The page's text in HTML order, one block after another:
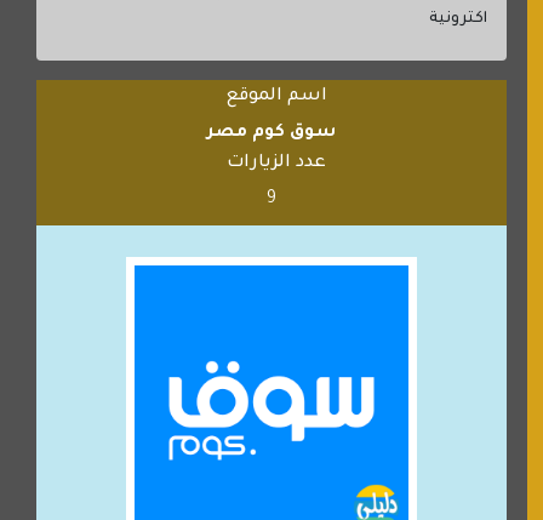
اكترونية
اسم الموقع
سوق كوم مصر
عدد الزيارات
9